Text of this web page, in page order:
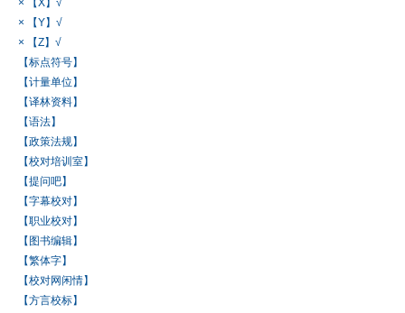
× 【X】√
× 【Y】√
× 【Z】√
【标点符号】
【计量单位】
【译林资料】
【语法】
【政策法规】
【校对培训室】
【提问吧】
【字幕校对】
【职业校对】
【图书编辑】
【繁体字】
【校对网闲情】
【方言校标】